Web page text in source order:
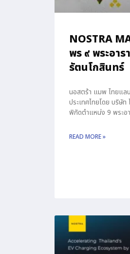
NOSTRA
พร ๙ พระอา
รัตนโกสินทร์
นอสตร้า แมพ ไทยแ
ประเทศไทยโดย บริษั
พิกัดตำแหน่ง 9 พระอ
READ MORE »